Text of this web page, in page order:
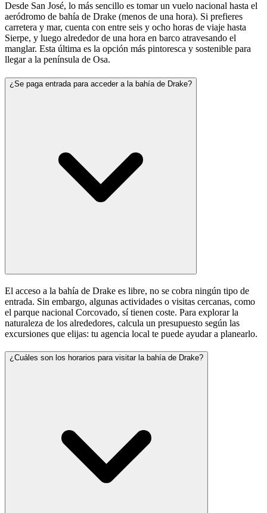
Desde San José, lo más sencillo es tomar un vuelo nacional hasta el
aeródromo de bahía de Drake (menos de una hora). Si prefieres
carretera y mar, cuenta con entre seis y ocho horas de viaje hasta
Sierpe, y luego alrededor de una hora en barco atravesando el
manglar. Esta última es la opción más pintoresca y sostenible para
llegar a la península de Osa.
¿Se paga entrada para acceder a la bahía de Drake?
El acceso a la bahía de Drake es libre, no se cobra ningún tipo de
entrada. Sin embargo, algunas actividades o visitas cercanas, como
el parque nacional Corcovado, sí tienen coste. Para explorar la
naturaleza de los alrededores, calcula un presupuesto según las
excursiones que elijas: tu agencia local te puede ayudar a planearlo.
¿Cuáles son los horarios para visitar la bahía de Drake?